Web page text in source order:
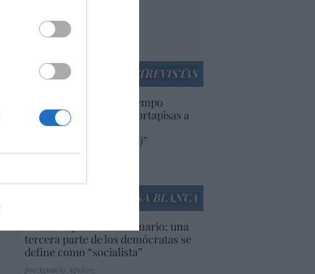
Marruecos”: acusa una
ceutí
ENTREVISTAS
“Europa lleva mucho tiempo
poniendo aranceles y cortapisas a
productos y compañías
americanas (y europeas)”
LA CASA BLANCA
EEUU. Inquietante escenario: una
tercera parte de los demócratas se
define como “socialista”